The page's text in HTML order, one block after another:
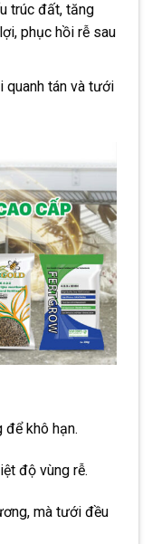
trúc đất, tăng
phục hồi rễ sau
quanh tán và tưới
khô hạn.
độ vùng rễ.
mà tưới đều